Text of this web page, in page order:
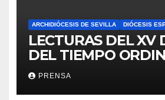
ARCHIDIÓCESIS DE SEVILLA DIÓCESIS
LECTURAS DEL XV
DEL TIEMPO
PRENSA